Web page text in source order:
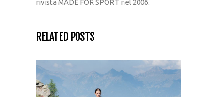
rivista MADE FOR SPORT nel 2006.
RELATED POSTS